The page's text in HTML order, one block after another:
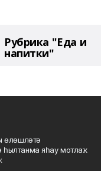
Рубрика "Еда и
напитки"
өлөшләтә
һылтанма яһау мотлаҡ.